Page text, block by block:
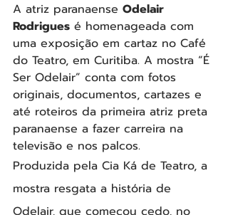
A atriz paranaense Odelair
Rodrigues é homenageada com
uma exposição em cartaz no Café
do Teatro, em Curitiba. A mostra “É
Ser Odelair” conta com fotos
originais, documentos, cartazes e
até roteiros da primeira atriz preta
paranaense a fazer carreira na
televisão e nos palcos.
Produzida pela Cia Ká de Teatro, a
mostra resgata a história de